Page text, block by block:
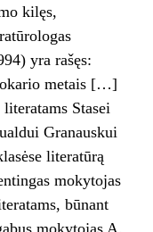
kilęs,
yra rašęs:
metais […]
Stasei
Granauskui
literatūrą
mokytojas
būnant